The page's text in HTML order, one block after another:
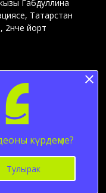
Габдуллина
Татарстан
2нче йорт
персонализации
Использование
12+
күрдеңме?
Тулырак